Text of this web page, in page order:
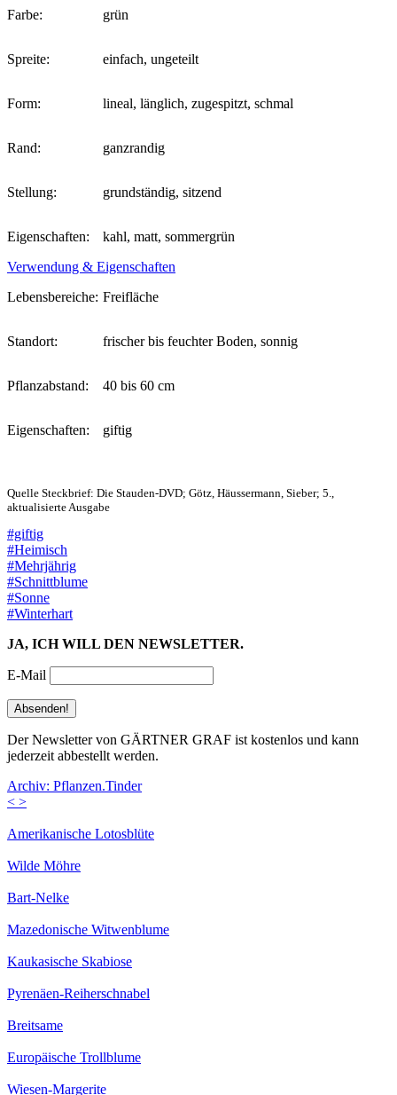
Farbe:
grün
Spreite: einfach, ungeteilt
Form: lineal, länglich, zugespitzt, schmal
Rand: ganzrandig
Stellung: grundständig, sitzend
Eigenschaften:
kahl, matt, sommergrün
Verwendung & Eigenschaften
Lebensbereiche: Freifläche
Standort: frischer bis feuchter Boden, sonnig
Pflanzabstand: 40 bis 60 cm
Eigenschaften: giftig
Quelle Steckbrief: Die Stauden-DVD; Götz, Häussermann, Sieber; 5.,
aktualisierte Ausgabe
#giftig
#Heimisch
#Mehrjährig
#Schnittblume
#Sonne
#Winterhart
JA, ICH WILL DEN NEWSLETTER.
E-Mail
Der Newsletter von GÄRTNER GRAF ist kostenlos und kann
jederzeit abbestellt werden.
Archiv: Pflanzen.Tinder
< >
Amerikanische Lotosblüte
Wilde Möhre
Bart-Nelke
Mazedonische Witwenblume
Kaukasische Skabiose
Pyrenäen-Reiherschnabel
Breitsame
Europäische Trollblume
Wiesen-Margerite